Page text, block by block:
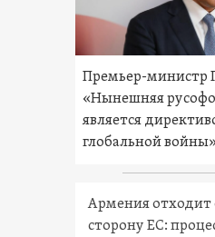
Премьер-министр
«Нынешняя
является
глобальной
Армения отходит
сторону ЕС: